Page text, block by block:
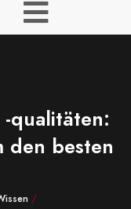
qualitäten:
den besten
/